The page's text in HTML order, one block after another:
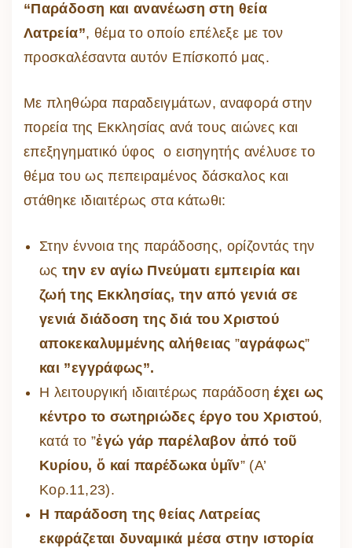
“Παράδοση και ανανέωση στη θεία
Λατρεία”, θέμα το οποίο επέλεξε με τον
προσκαλέσαντα αυτόν Επίσκοπό μας.
Με πληθώρα παραδειγμάτων, αναφορά στην
πορεία της Εκκλησίας ανά τους αιώνες και
επεξηγηματικό ύφος ο εισηγητής ανέλυσε το
θέμα του ως πεπειραμένος δάσκαλος και
στάθηκε ιδιαιτέρως στα κάτωθι:
Στην έννοια της παράδοσης, ορίζοντάς την
ως την εν αγίω Πνεύματι εμπειρία και
ζωή της Εκκλησίας, την από γενιά σε
γενιά διάδοση της διά του Χριστού
αποκεκαλυμμένης αλήθειας ”αγράφως”
και ”εγγράφως”.
Η λειτουργική ιδιαιτέρως παράδοσηέχει ως
κέντρο το σωτηριώδες έργο του Χριστού,
κατά το ”ἐγώ γάρ παρέλαβον ἀπό τοῦ
Κυρίου, ὅ καί παρέδωκα ὑμῖν” (Α’
Κορ.11,23).
Η παράδοση της θείας Λατρείας
εκφράζεται δυναμικά μέσα στην ιστορία